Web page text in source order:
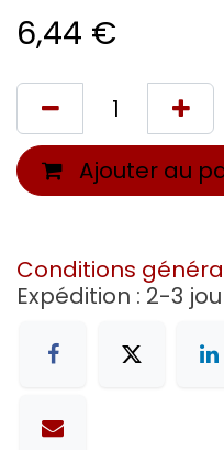
6,44 €
Ajouter au
Conditions
Expédition : 2-3